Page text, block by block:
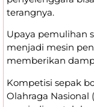
terangnya.
Upaya pemulihan
menjadi mesin
memberikan
Kompetisi sepak
Olahraga Nasional